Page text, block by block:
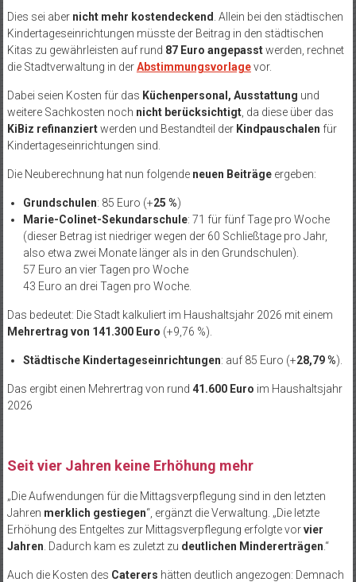
Dies sei aber nicht mehr kostendeckend . Allein bei den städtischen
Kindertageseinrichtungen müsste der Beitrag in den städtischen
Kitas zu gewährleisten auf rund 87 Euro angepasstwerden, rechnet
die Stadtverwaltung in derAbstimmungsvorlagevor.
Dabei seien Kosten für das Küchenpersonal, Ausstattung und
weitere Sachkosten noch nicht berücksichtigt, da diese über das
KiBiz refinanziertwerden und Bestandteil der Kindpauschalen für
Kindertageseinrichtungen sind.
Die Neuberechnung hat nun folgende neuen Beiträgeergeben:
Grundschulen: 85 Euro (+25 %)
Marie-Colinet-Sekundarschule: 71 für fünf Tage pro Woche
(dieser Betrag ist niedriger wegen der 60 Schließtage pro Jahr,
also etwa zwei Monate länger als in den Grundschulen).
57 Euro an vier Tagen pro Woche
43 Euro an drei Tagen pro Woche.
Das bedeutet: Die Stadt kalkuliert im Haushaltsjahr 2026 mit einem
Mehrertrag von 141.300 Euro (+9,76 %).
Städtische Kindertageseinrichtungen: auf 85 Euro (+28,79 %).
Das ergibt einen Mehrertrag von rund 41.600 Euro im Haushaltsjahr
2026
Seit vier Jahren keine Erhöhung mehr
„Die Aufwendungen für die Mittagsverpflegung sind in den letzten
Jahren merklich gestiegen“, ergänzt die Verwaltung. „Die letzte
Erhöhung des Entgeltes zur Mittagsverpflegung erfolgte vorvier
Jahren . Dadurch kam es zuletzt zu deutlichen Mindererträgen .“
Auch die Kosten des Caterers hätten deutlich angezogen: Demnach